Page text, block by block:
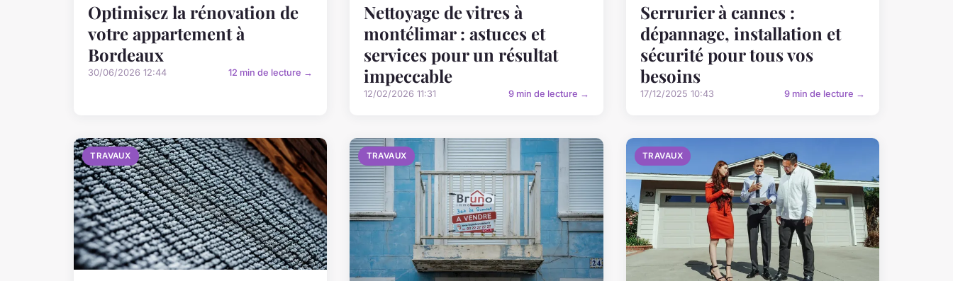
Optimisez la rénovation de
votre appartement à
Bordeaux
30/06/2026 12:44 12 min de lecture →
Nettoyage de vitres à
montélimar : astuces et
services pour un résultat
impeccable
12/02/2026 11:31 9 min de lecture →
Serrurier à cannes :
dépannage, installation et
sécurité pour tous vos
besoins
17/12/2025 10:43 9 min de lecture →
TRAVAUX TRAVAUX TRAVAUX